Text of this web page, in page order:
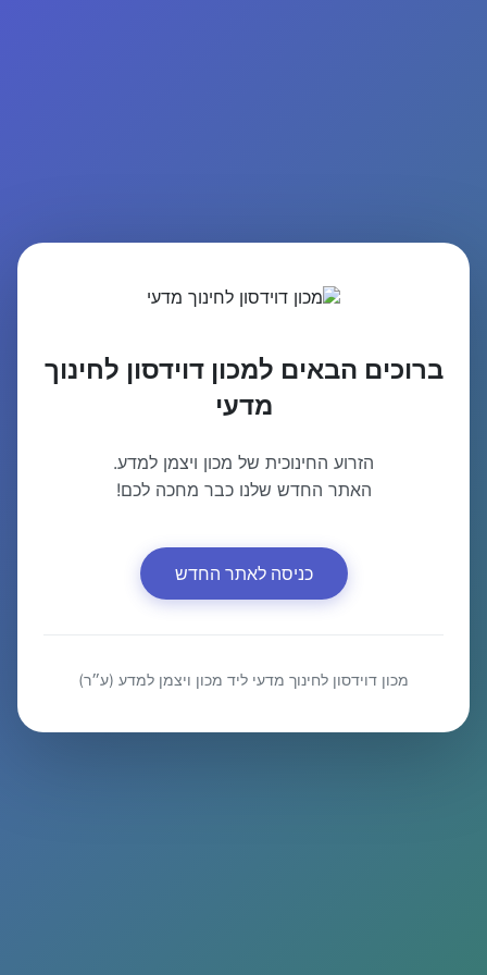
ברוכים הבאים למכון דוידסון לחינוך
מדעי
הזרוע החינוכית של מכון ויצמן למדע.
האתר החדש שלנו כבר מחכה לכם!
כניסה לאתר החדש
מכון דוידסון לחינוך מדעי ליד מכון ויצמן למדע (ע״ר)